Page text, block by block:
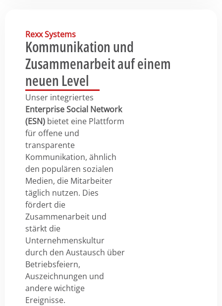
Rexx Systems
Kommunikation und
Zusammenarbeit auf einem
neuen Level
Unser integriertes
Enterprise Social Network
(ESN) bietet eine Plattform
für offene und
transparente
Kommunikation, ähnlich
den populären sozialen
Medien, die Mitarbeiter
täglich nutzen. Dies
fördert die
Zusammenarbeit und
stärkt die
Unternehmenskultur
durch den Austausch über
Betriebsfeiern,
Auszeichnungen und
andere wichtige
Ereignisse.